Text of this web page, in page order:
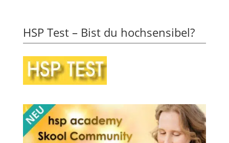
HSP Test – Bist du hochsensibel?